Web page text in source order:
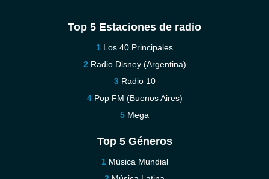
Top 5 Estaciones de radio
Los 40 Principales
Radio Disney (Argentina)
Radio 10
Pop FM (Buenos Aires)
Mega
Top 5 Géneros
Música Mundial